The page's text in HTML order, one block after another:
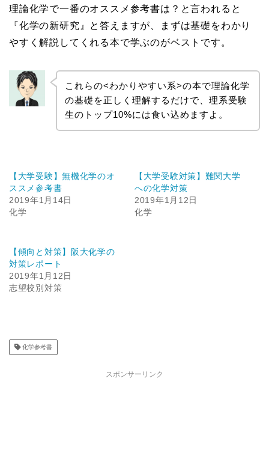
理論化学で一番のオススメ参考書は？と言われると
『化学の新研究』と答えますが、まずは基礎をわかり
やすく解説してくれる本で学ぶのがベストです。
これらの<わかりやすい系>の本で理論化学
の基礎を正しく理解するだけで、理系受験
生のトップ10%には食い込めますよ。
【大学受験】無機化学のオ
ススメ参考書
2019年1月14日
化学
【大学受験対策】難関大学
への化学対策
2019年1月12日
化学
【傾向と対策】阪大化学の
対策レポート
2019年1月12日
志望校別対策
化学参考書
スポンサーリンク